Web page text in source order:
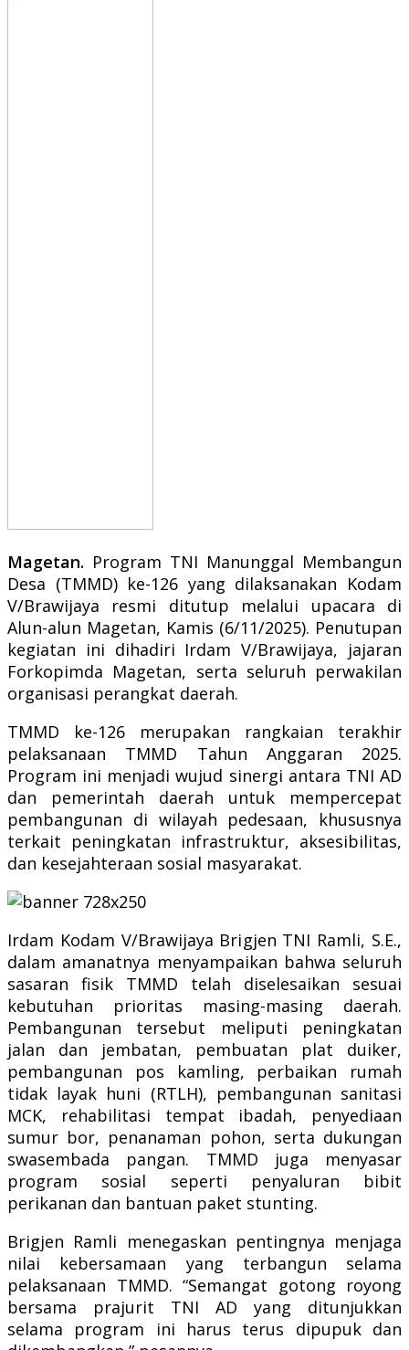
Magetan. Program TNI Manunggal Membangun
Desa (TMMD) ke-126 yang dilaksanakan Kodam
V/Brawijaya resmi ditutup melalui upacara di
Alun-alun Magetan, Kamis (6/11/2025). Penutupan
kegiatan ini dihadiri Irdam V/Brawijaya, jajaran
Forkopimda Magetan, serta seluruh perwakilan
organisasi perangkat daerah.
TMMD ke-126 merupakan rangkaian terakhir
pelaksanaan TMMD Tahun Anggaran 2025.
Program ini menjadi wujud sinergi antara TNI AD
dan pemerintah daerah untuk mempercepat
pembangunan di wilayah pedesaan, khususnya
terkait peningkatan infrastruktur, aksesibilitas,
dan kesejahteraan sosial masyarakat.
Irdam Kodam V/Brawijaya Brigjen TNI Ramli, S.E.,
dalam amanatnya menyampaikan bahwa seluruh
sasaran fisik TMMD telah diselesaikan sesuai
kebutuhan prioritas masing-masing daerah.
Pembangunan tersebut meliputi peningkatan
jalan dan jembatan, pembuatan plat duiker,
pembangunan pos kamling, perbaikan rumah
tidak layak huni (RTLH), pembangunan sanitasi
MCK, rehabilitasi tempat ibadah, penyediaan
sumur bor, penanaman pohon, serta dukungan
swasembada pangan. TMMD juga menyasar
program sosial seperti penyaluran bibit
perikanan dan bantuan paket stunting.
Brigjen Ramli menegaskan pentingnya menjaga
nilai kebersamaan yang terbangun selama
pelaksanaan TMMD. “Semangat gotong royong
bersama prajurit TNI AD yang ditunjukkan
selama program ini harus terus dipupuk dan